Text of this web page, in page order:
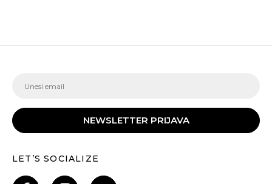
NEWSLETTER PRIJAVA
LET’S SOCIALIZE